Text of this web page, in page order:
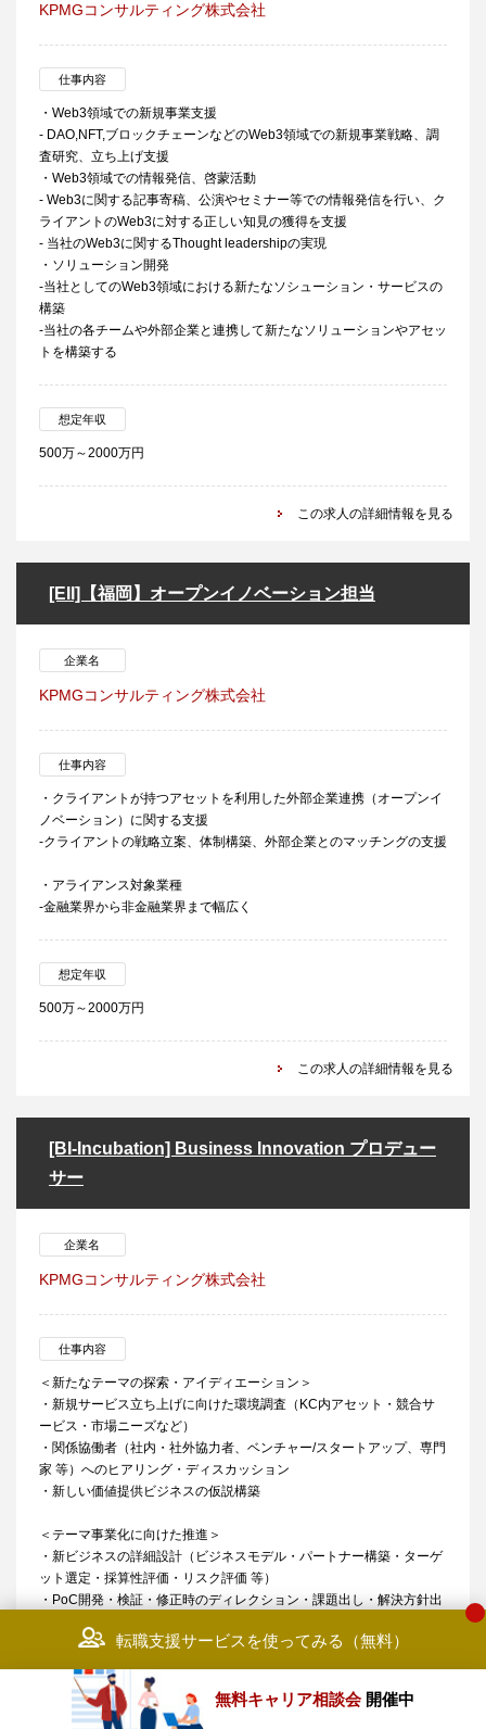
KPMGコンサルティング株式会社
仕事内容
・Web3領域での新規事業支援
- DAO,NFT,ブロックチェーンなどのWeb3領域での新規事業戦略、調
査研究、立ち上げ支援
・Web3領域での情報発信、啓蒙活動
- Web3に関する記事寄稿、公演やセミナー等での情報発信を行い、ク
ライアントのWeb3に対する正しい知見の獲得を支援
- 当社のWeb3に関するThought leadershipの実現
・ソリューション開発
-当社としてのWeb3領域における新たなソシューション・サービスの
構築
-当社の各チームや外部企業と連携して新たなソリューションやアセッ
トを構築する
想定年収
500万～2000万円
この求人の詳細情報を見る
[EII]【福岡】オープンイノベーション担当
企業名
KPMGコンサルティング株式会社
仕事内容
・クライアントが持つアセットを利用した外部企業連携（オープンイ
ノベーション）に関する支援
-クライアントの戦略立案、体制構築、外部企業とのマッチングの支援
・アライアンス対象業種
-金融業界から非金融業界まで幅広く
想定年収
500万～2000万円
この求人の詳細情報を見る
[BI-Incubation] Business Innovation プロデュー
サー
企業名
KPMGコンサルティング株式会社
仕事内容
＜新たなテーマの探索・アイディエーション＞
・新規サービス立ち上げに向けた環境調査（KC内アセット・競合サ
ービス・市場ニーズなど）
・関係協働者（社内・社外協力者、ベンチャー/スタートアップ、専門
家 等）へのヒアリング・ディスカッション
・新しい価値提供ビジネスの仮説構築
＜テーマ事業化に向けた推進＞
・新ビジネスの詳細設計（ビジネスモデル・パートナー構築・ターゲ
ット選定・採算性評価・リスク評価 等）
・PoC開発・検証・修正時のディレクション・課題出し・解決方針出
・ビジネスリリース後の安定運用に向けたディレクション・収益拡大
・Business Innovationユニットの知見の社内ナレッジ化、社内人材教
育への貢献
転職支援サービスを使ってみる（無料）
無料キャリア相談会 開催中